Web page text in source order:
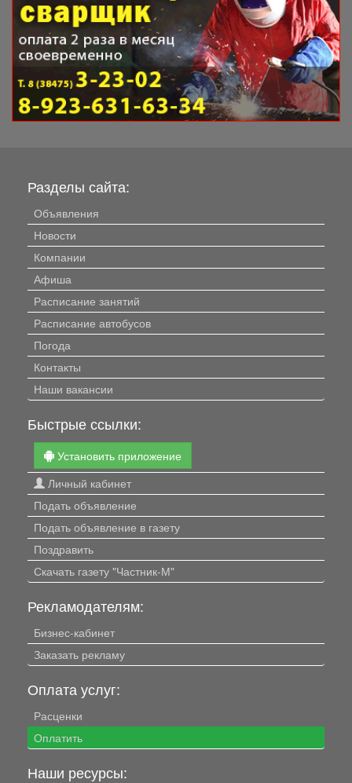
Разделы сайта:
Объявления
Новости
Компании
Афиша
Расписание занятий
Расписание автобусов
Погода
Контакты
Наши вакансии
Быстрые ссылки:
Установить приложение
Личный кабинет
Подать объявление
Подать объявление в газету
Поздравить
Скачать газету "Частник-М"
Рекламодателям:
Бизнес-кабинет
Заказать рекламу
Оплата услуг:
Расценки
Оплатить
Наши ресурсы: